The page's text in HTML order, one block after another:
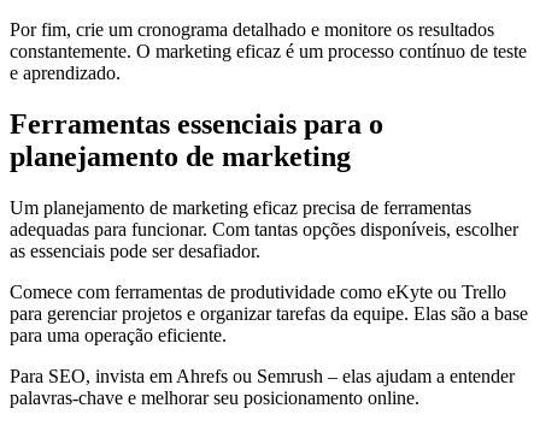
Por fim, crie um cronograma detalhado e monitore os resultados
constantemente. O marketing eficaz é um processo contínuo de teste
e aprendizado.
Ferramentas essenciais para o
planejamento de marketing
Um planejamento de marketing eficaz precisa de ferramentas
adequadas para funcionar. Com tantas opções disponíveis, escolher
as essenciais pode ser desafiador.
Comece com ferramentas de produtividade como eKyte ou Trello
para gerenciar projetos e organizar tarefas da equipe. Elas são a base
para uma operação eficiente.
Para SEO, invista em Ahrefs ou Semrush – elas ajudam a entender
palavras-chave e melhorar seu posicionamento online.